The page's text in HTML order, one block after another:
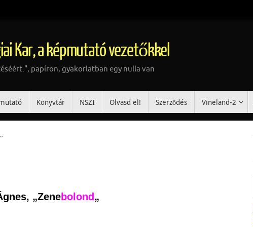
Kar, a képmutató vezetőkkel
papíron, gyakorlatban egy nulla van
Könyvtár NSZI Olvasd el! Szerződés Vineland-2
„Zenebolond„